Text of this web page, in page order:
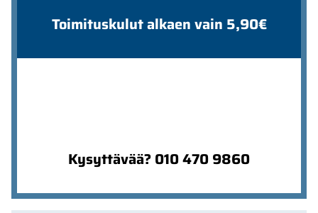
Toimituskulut alkaen vain 5,90€
Kysyttävää? 010 470 9860